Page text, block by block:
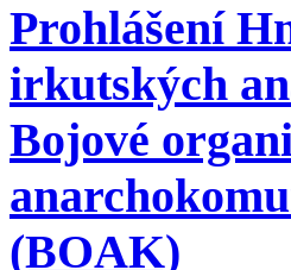
Prohlášení
irkutských
Bojové
(BOAK)